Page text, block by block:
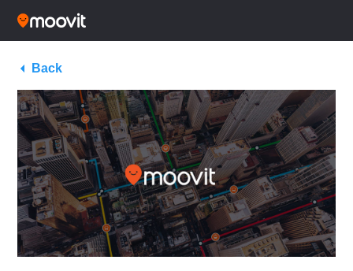
Back